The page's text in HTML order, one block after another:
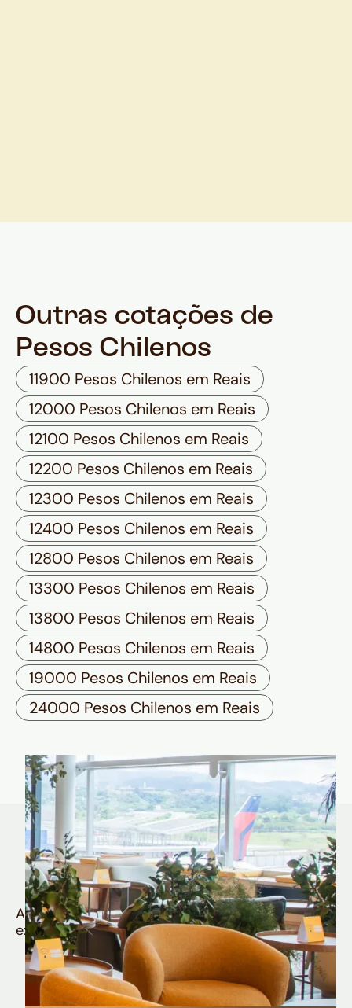
Outras cotações de
Pesos Chilenos
11900 Pesos Chilenos em Reais
12000 Pesos Chilenos em Reais
12100 Pesos Chilenos em Reais
12200 Pesos Chilenos em Reais
12300 Pesos Chilenos em Reais
12400 Pesos Chilenos em Reais
12800 Pesos Chilenos em Reais
13300 Pesos Chilenos em Reais
13800 Pesos Chilenos em Reais
14800 Pesos Chilenos em Reais
19000 Pesos Chilenos em Reais
24000 Pesos Chilenos em Reais
Quem é Nomad tem
muito mais
Aproveite todos os benefícios e vantagens
exclusivas da sua Conta Internacional